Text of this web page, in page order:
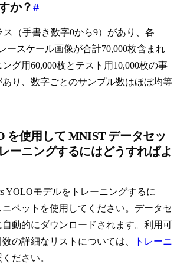
か？#
（手書き数字0から9）があり、各
ースケール画像が合計70,000枚含まれ
グ用60,000枚とテスト用10,000枚の事
り、数字ごとのサンプル数はほぼ均等
を使用して MNIST データセッ
ーニングするにはどうすればよ
YOLOモデルをトレーニングするに
ペットを使用してください。データセ
動的にダウンロードされます。利用可
の詳細なリストについては、
トレーニ
ださい。